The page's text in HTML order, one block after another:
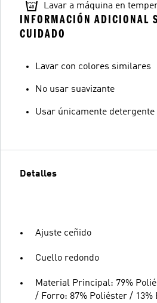
Lavar a máquina en
INFORMACIÓN ADICIONAL
CUIDADO
Lavar con colores similares
No usar suavizante
Usar únicamente detergente
Detalles
Ajuste ceñido
Cuello redondo
Material Principal: 79%
/ Forro: 87% Poliéster / 13%